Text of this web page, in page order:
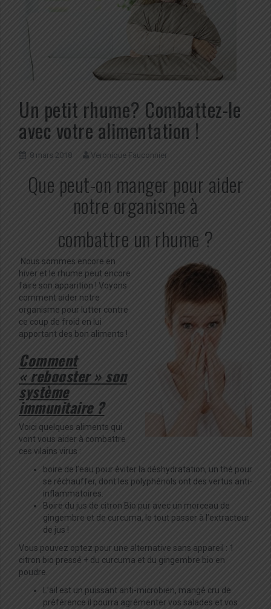
Un petit rhume? Combattez-le
avec votre alimentation !
8 mars 2018 Veronique Fauconnier
Que peut-on manger pour aider
notre organisme à
combattre un rhume ?
Nous sommes encore en
hiver et le rhume peut encore
faire son apparition ! Voyons
comment aider notre
organisme pour lutter contre
ce coup de froid en lui
apportant des bon aliments !
Comment
« rebooster » son
système
immunitaire ?
Voici quelques aliments qui
vont vous aider à combattre
ces vilains virus :
boire de l’eau pour éviter la déshydratation, un thé pour
se réchauffer, dont les polyphénols ont des vertus anti-
inflammatoires.
Boire du jus de citron Bio pur avec un morceau de
gingembre et de curcuma, le tout passer à l’extracteur
de jus !
Vous pouvez optez pour une alternative sans appareil : 1
citron bio pressé + du curcuma et du gingembre bio en
poudre.
L’ail est un puissant anti-microbien, mangé cru de
préférence il pourra agrémenter vos salades et vos